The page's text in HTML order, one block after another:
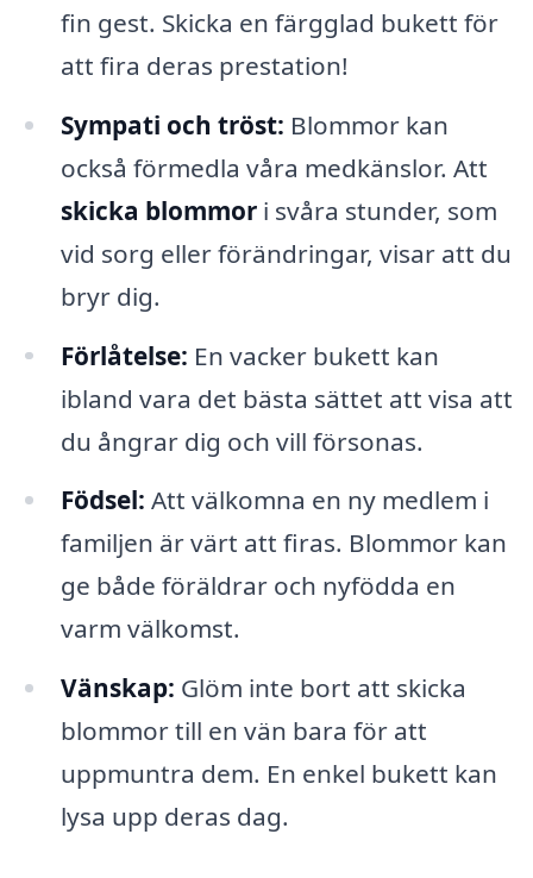
fin gest. Skicka en färgglad bukett för
att fira deras prestation!
Sympati och tröst: Blommor kan
också förmedla våra medkänslor. Att
skicka blommori svåra stunder, som
vid sorg eller förändringar, visar att du
bryr dig.
Förlåtelse: En vacker bukett kan
ibland vara det bästa sättet att visa att
du ångrar dig och vill försonas.
Födsel: Att välkomna en ny medlem i
familjen är värt att firas. Blommor kan
ge både föräldrar och nyfödda en
varm välkomst.
Vänskap: Glöm inte bort att skicka
blommor till en vän bara för att
uppmuntra dem. En enkel bukett kan
lysa upp deras dag.